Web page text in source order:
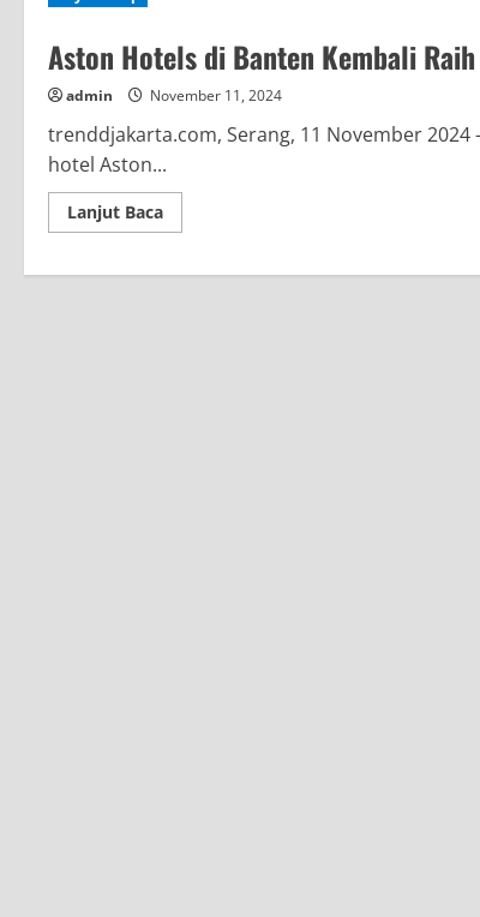
Aston Hotels di Banten Kembali
admin November 11, 2024
trenddjakarta.com, Serang, 11 November
hotel Aston...
Lanjut BacaRead
more
Hotels